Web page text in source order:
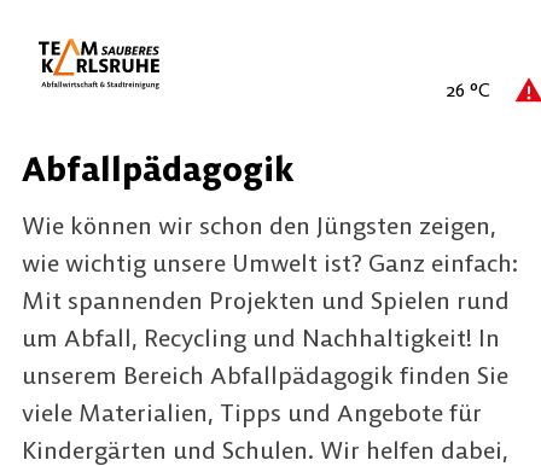
26 °C
Abfallpädagogik
Wie können wir schon den Jüngsten zeigen,
wie wichtig unsere Umwelt ist? Ganz einfach:
Mit spannenden Projekten und Spielen rund
um Abfall, Recycling und Nachhaltigkeit! In
unserem Bereich Abfallpädagogik finden Sie
viele Materialien, Tipps und Angebote für
Kindergärten und Schulen. Wir helfen dabei,